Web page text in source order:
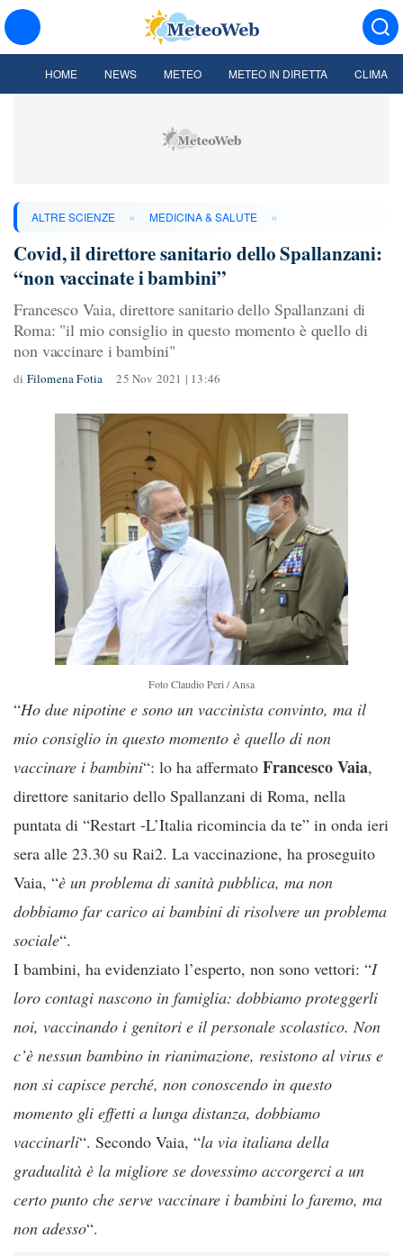
HOME NEWS METEO METEO IN DIRETTA CLIMA
ALTRE SCIENZE » MEDICINA & SALUTE »
Covid, il direttore sanitario dello Spallanzani:
“non vaccinate i bambini”
Francesco Vaia, direttore sanitario dello Spallanzani di
Roma: "il mio consiglio in questo momento è quello di
non vaccinare i bambini"
di Filomena Fotia 25 Nov 2021 | 13:46
Foto Claudio Peri / Ansa
“Ho due nipotine e sono un vaccinista convinto, ma il
mio consiglio in questo momento è quello di non
vaccinare i bambini“: lo ha affermato FrancescoVaia,
direttore sanitario dello Spallanzani di Roma, nella
puntata di “Restart -L’Italia ricomincia da te” in onda ieri
sera alle 23.30 su Rai2. La vaccinazione, ha proseguito
Vaia, “è un problema di sanità pubblica, ma non
dobbiamo far carico ai bambini di risolvere un problema
sociale“.
I bambini, ha evidenziato l’esperto, non sono vettori: “I
loro contagi nascono in famiglia: dobbiamo proteggerli
noi, vaccinando i genitori e il personale scolastico. Non
c’è nessun bambino in rianimazione, resistono al virus e
non si capisce perché, non conoscendo in questo
momento gli effetti a lunga distanza, dobbiamo
vaccinarli“. Secondo Vaia, “la via italiana della
gradualità è la migliore se dovessimo accorgerci a un
certo punto che serve vaccinare i bambini lo faremo, ma
non adesso“.